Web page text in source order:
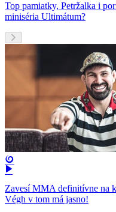
Top pamiatky, Petržalka i
miniséria Ultimátum?
Zavesí MMA definitívne na
Végh v tom má jasno!